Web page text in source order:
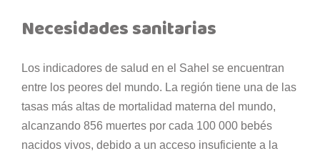
Necesidades sanitarias
Los indicadores de salud en el Sahel se encuentran
entre los peores del mundo. La región tiene una de las
tasas más altas de mortalidad materna del mundo,
alcanzando 856 muertes por cada 100 000 bebés
nacidos vivos, debido a un acceso insuficiente a la